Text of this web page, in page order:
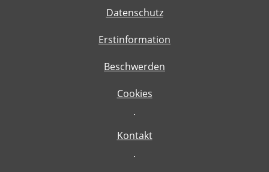
Datenschutz
Erstinformation
Beschwerden
Cookies
·
Kontakt
·